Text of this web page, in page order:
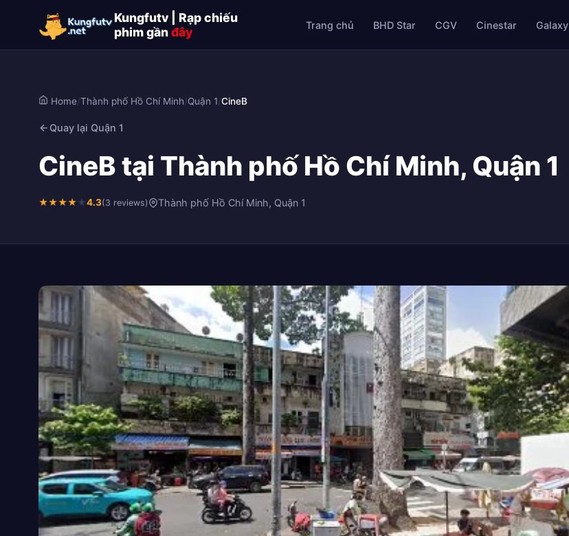
Kungfutv | Rạp chiếu
phim gầnđây Trang chủ BHD Star CGV Cinestar Galaxy
Home/Thành phố Hồ Chí Minh/Quận 1/CineB
Quay lại Quận 1
CineB tại Thành phố Hồ Chí Minh, Quận 1
★★★★★4.3(3 reviews) Thành phố Hồ Chí Minh, Quận 1